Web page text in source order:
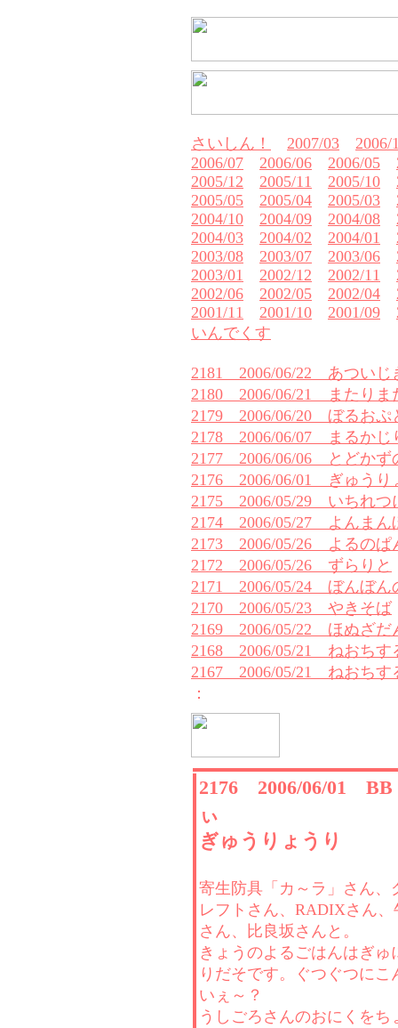
さいしん！ 2007/03
2006/
2006/07
2006/06 2006/05
2005/12
2005/11 2005/10
2005/05
2005/04 2005/03
2004/10
2004/09 2004/08
2004/03
2004/02 2004/01
2003/08
2003/07 2003/06
2003/01
2002/12 2002/11
2002/06
2002/05 2002/04
2001/11
2001/10 2001/09
いんでくす
2181 2006/06/22 あついじ
2180 2006/06/21 またりま
2179 2006/06/20 ぼるおぷ
2178 2006/06/07 まるかじ
2177 2006/06/06 とどかず
2176 2006/06/01 ぎゅうり
2175 2006/05/29 いちれつ
2174 2006/05/27 よんまん
2173 2006/05/26 よるのぱ
2172 2006/05/26 ずらりと
2171 2006/05/24 ぼんぼん
2170 2006/05/23 やきそば
2169 2006/05/22 ほぬざだ
2168 2006/05/21 ねおちす
2167 2006/05/21 ねおちす
：
2176 2006/06/01
ぃ
ぎゅうりょうり
寄生防具「カ～ラ」さん、
レフトさん、RADIXさん、
さん、比良坂さんと。
きょうのよるごはんはぎゅ
りだそです。ぐつぐつにこ
いぇ～？
うしごろさんのおにくをち